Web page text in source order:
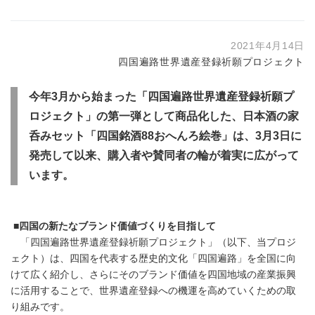
2021年4月14日
四国遍路世界遺産登録祈願プロジェクト
今年3月から始まった「四国遍路世界遺産登録祈願プ
ロジェクト」の第一弾として商品化した、日本酒の家
呑みセット「四国銘酒88おへんろ絵巻」は、 3月 3 日に
発売して以来、購入者や賛同者の輪が着実に広がって
います。
■四国の新たなブランド価値づくりを目指して
「四国遍路世界遺産登録祈願プロジェクト」（以下、当プロジ
ェクト）は、四国を代表する歴史的文化「四国遍路」を全国に向
けて広く紹介し、さらにそのブランド価値を四国地域の産業振興
に活用することで、世界遺産登録への機運を高めていくための取
り組みです。